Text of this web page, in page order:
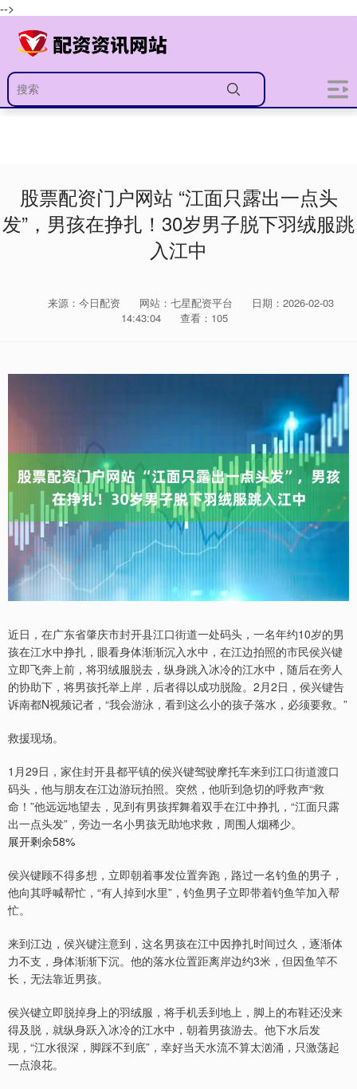
-->
股票配资门户网站 “江面只露出一点头
发”，男孩在挣扎！30岁男子脱下羽绒服跳
入江中
来源：今日配资 网站：七星配资平台
日期：2026-02-03
14:43:04
查看：105
近日，在广东省肇庆市封开县江口街道一处码头，一名年约10岁的男
孩在江水中挣扎，眼看身体渐渐沉入水中，在江边拍照的市民侯兴键
立即飞奔上前，将羽绒服脱去，纵身跳入冰冷的江水中，随后在旁人
的协助下，将男孩托举上岸，后者得以成功脱险。2月2日，侯兴键告
诉南都N视频记者，“我会游泳，看到这么小的孩子落水，必须要救。”
救援现场。
1月29日，家住封开县都平镇的侯兴键驾驶摩托车来到江口街道渡口
码头，他与朋友在江边游玩拍照。突然，他听到急切的呼救声“救
命！”他远远地望去，见到有男孩挥舞着双手在江中挣扎，“江面只露
出一点头发”，旁边一名小男孩无助地求救，周围人烟稀少。
展开剩余58%
侯兴键顾不得多想，立即朝着事发位置奔跑，路过一名钓鱼的男子，
他向其呼喊帮忙，“有人掉到水里”，钓鱼男子立即带着钓鱼竿加入帮
忙。
来到江边，侯兴键注意到，这名男孩在江中因挣扎时间过久，逐渐体
力不支，身体渐渐下沉。他的落水位置距离岸边约3米，但因鱼竿不
长，无法靠近男孩。
侯兴键立即脱掉身上的羽绒服，将手机丢到地上，脚上的布鞋还没来
得及脱，就纵身跃入冰冷的江水中，朝着男孩游去。他下水后发
现，“江水很深，脚踩不到底”，幸好当天水流不算太汹涌，只激荡起
一点浪花。